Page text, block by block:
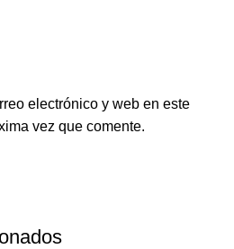
electrónico y web en este
vez que comente.